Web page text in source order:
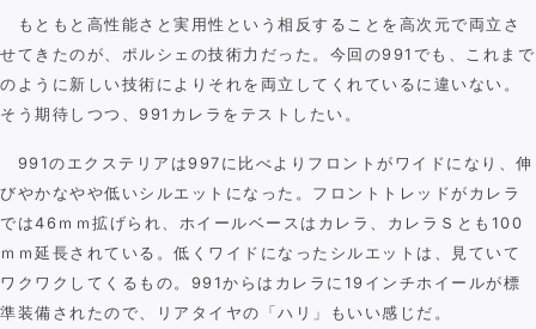
もともと高性能さと実用性という相反することを高次元で両立さ
せてきたのが、ポルシェの技術力だった。今回の991でも、これまで
のように新しい技術によりそれを両立してくれているに違いない。
そう期待しつつ、991カレラをテストしたい。
991のエクステリアは997に比べよりフロントがワイドになり、伸
びやかなやや低いシルエットになった。フロントトレッドがカレラ
では46ｍｍ拡げられ、ホイールベースはカレラ、カレラＳとも100
ｍｍ延長されている。低くワイドになったシルエットは、見ていて
ワクワクしてくるもの。991からはカレラに19インチホイールが標
準装備されたので、リアタイヤの「ハリ」もいい感じだ。